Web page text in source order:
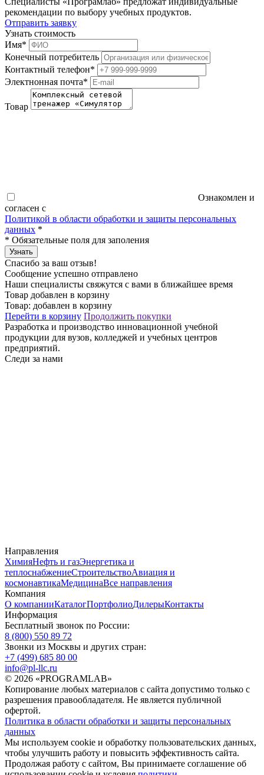
рекомендации по выбору учебных продуктов.
Отправить заявку
Узнать стоимость
Имя*
Конечный потребитель
Контактный телефон*
Электнонная почта*
Товар
Ознакомлен и
согласен с
Политикой в области обработки и защиты персональных
данных *
* Обязательные поля для заполения
Узнать
Спасибо за ваш отзыв!
Сообщение успешно отправлено
Наши специалисты свяжутся с вами в ближайшее время
Товар добавлен в корзину
Товар: добавлен в корзину
Перейти в корзину Продолжить покупки
Разработка и производство инновационной учебной
продукции для вузов, колледжей и учебных центров
предприятий.
Следи за нами
Направления
ХимияНефть и газЭнергетика и
теплоснабжениеСтроительствоАвиация и
космонавтикаМедицинаВсе направления
Компания
О компанииКаталогПортфолиоДилерыКонтакты
Информация
Бесплатный звонок по России:
8 (800) 550 89 72
Звонки из Москвы и других стран:
+7 (499) 685 80 00
info@pl-llc.ru
© 2026 «PROGRAMLAB»
Копирование любых материалов с сайта допустимо только с
разрешения правообладателя. Не является публичной
офертой.
Политика в области обработки и защиты персональных
данных
Мы используем cookie и обработку пользовательских данных,
чтобы улучшить работу и повысить эффективность сайта.
Продолжая работу с сайтом, Вы принимаете соглашение об